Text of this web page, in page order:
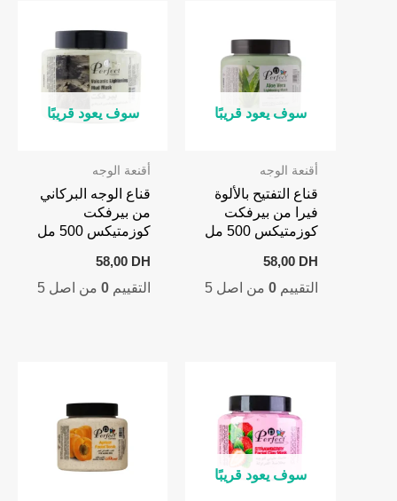
سوف يعود قريبًا
أقنعة الوجه
قناع التفتيح بالألوة
فيرا من بيرفكت
كوزمتيكس 500 مل
58,00 DH
التقييم 0من اصل 5
سوف يعود قريبًا
أقنعة الوجه
قناع الوجه البركاني
من بيرفكت
كوزمتيكس 500 مل
58,00 DH
التقييم0 من اصل 5
سوف يعود قريبًا